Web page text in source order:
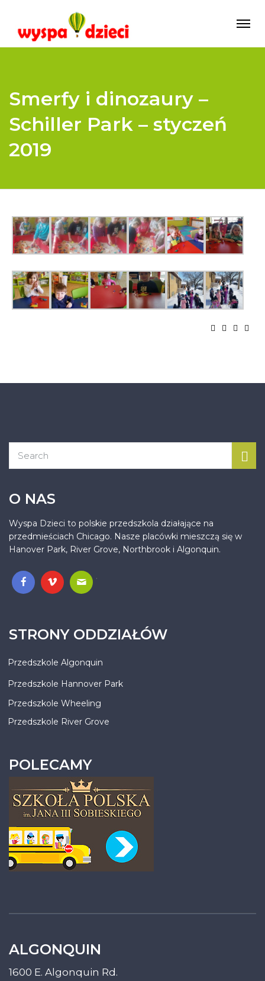
Smerfy i dinozaury –
Schiller Park – styczeń
2019
O NAS
Wyspa Dzieci to polskie przedszkola działające na
przedmieściach Chicago. Nasze placówki mieszczą się w
Hanover Park, River Grove, Northbrook i Algonquin.
.
STRONY ODDZIAŁÓW
Przedszkole Algonquin
Przedszkole Hannover Park
Przedszkole Wheeling
Przedszkole River Grove
POLECAMY
ALGONQUIN
1600 E. Algonquin Rd.